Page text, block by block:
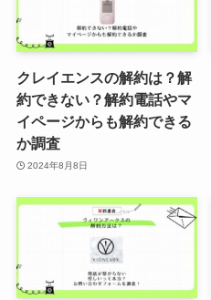
クレイエンスの解約は？解
約できない？解約電話やマ
イページからも解約できる
か調査
2024年8月8日